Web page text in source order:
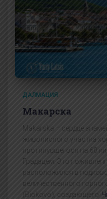
ДАЛМАЦИЯ
Макарска
Makarska – сердце
живописного участка
протянувшегося на 60
Градацем. Этот
расположился в
величественного
(Biokovo), создающего